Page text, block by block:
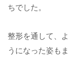
ちでした。
整形を通して、
うになった姿も